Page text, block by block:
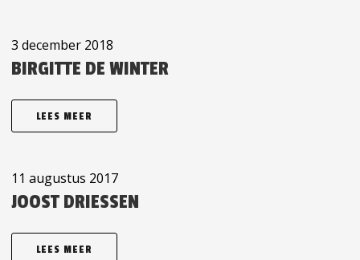
3 december 2018
BIRGITTE DE WINTER
LEES MEER
11 augustus 2017
JOOST DRIESSEN
LEES MEER